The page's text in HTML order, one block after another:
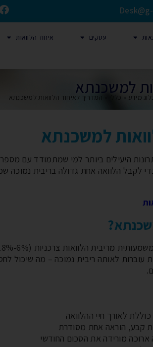
עסקים איחוד הלוואות
למשכנתאמידע » כללי המדריך לאיחוד הלוואות למשכנתא
למשכנתא
היעילים ביותר למי שמתמודד עם מספר
לקבל הלוואה אחת גדולה בריבית נמוכה
לאותה ריבית נמוכה – מה שיכול
לאורך חיי ההלוואה
ארוכה מורידה את הסכום החודשי